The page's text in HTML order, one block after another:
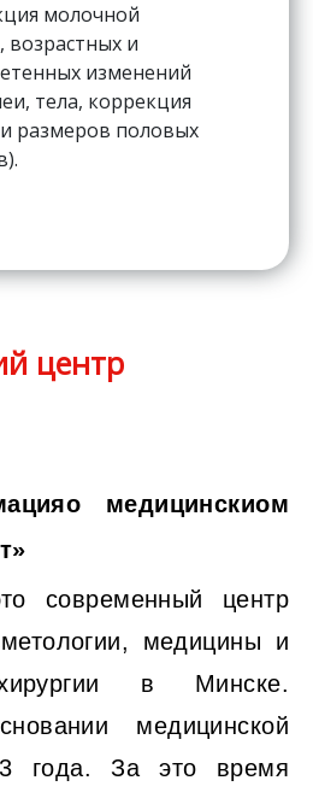
молочной
возрастных и
изменений
тела, коррекция
размеров половых
центр
медицинскиом
современный центр
медицины и
в Минске.
медицинской
года. За это время